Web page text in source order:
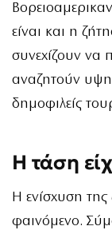
είναι και η
συνεχίζουν να
αναζητούν
δημοφιλείς
Η τάση
Η ενίσχυση
φαινόμενο.